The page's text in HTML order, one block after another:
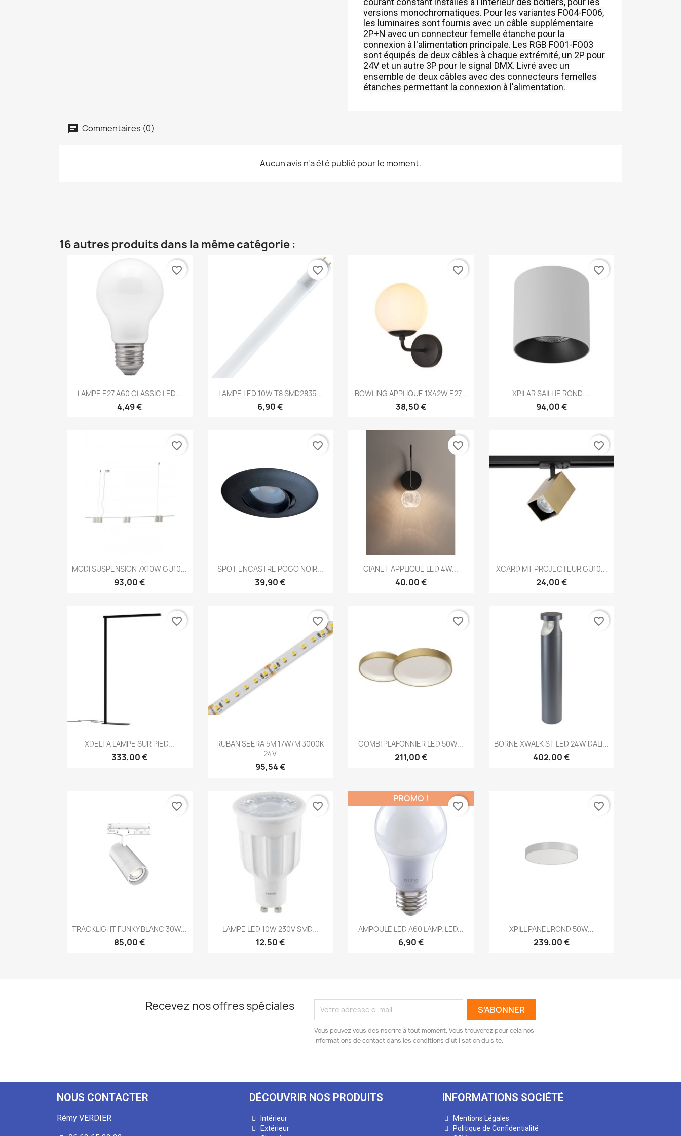
versions monochromatiques. Pour les variantes FO04-FO06,
les luminaires sont fournis avec un câble supplémentaire
2P+N avec un connecteur femelle étanche pour la
connexion à l'alimentation principale. Les RGB FO01-FO03
sont équipés de deux câbles à chaque extrémité, un 2P pour
24V et un autre 3P pour le signal DMX. Livré avec un
ensemble de deux câbles avec des connecteurs femelles
étanches permettant la connexion à l'alimentation.
Commentaires (0)
Aucun avis n'a été publié pour le moment.
16 autres produits dans la même catégorie :
Aperçu rapide
LAMPE E27 A60 CLASSIC LED...
4,49 €
favorite_border
Aperçu rapide
LAMPE LED 10W T8 SMD2835...
6,90 €
favorite_border
 Aperçu rapide
BOWLING APPLIQUE 1X42W E27...
38,50 €
favorite_border
Aperçu rapide
XPILAR SAILLIE ROND....
94,00 €
favorite_border
Aperçu rapide
MODI SUSPENSION 7X10W GU10...
93,00 €
favorite_border
Aperçu rapide
SPOT ENCASTRE POGO NOIR...
39,90 €
favorite_border
Aperçu rapide
GIANET APPLIQUE LED 4W...
40,00 €
favorite_border
Aperçu rapide
XCARD MT PROJECTEUR GU10...
24,00 €
favorite_border
Aperçu rapide
XDELTA LAMPE SUR PIED...
333,00 €
favorite_border
Aperçu rapide
RUBAN SEERA 5M 17W/M 3000K
24V
95,54 €
favorite_border
Aperçu rapide
COMBI PLAFONNIER LED 50W...
211,00 €
favorite_border
Aperçu rapide
BORNE XWALK ST LED 24W DALI...
402,00 €
favorite_border
Aperçu rapide
TRACKLIGHT FUNKY BLANC 30W...
85,00 €
favorite_border
 Aperçu rapide
LAMPE LED 10W 230V SMD...
12,50 €
favorite_border
Aperçu rapide
AMPOULE LED A60 LAMP. LED...
6,90 €
PROMO !
favorite_border
Aperçu rapide
XPILL PANEL ROND 50W...
239,00 €
favorite_border
Recevez nos offres spéciales
Vous pouvez vous désinscrire à tout moment. Vous trouverez pour cela nos
informations de contact dans les conditions d'utilisation du site.
NOUS CONTACTER
Rémy VERDIER
DÉCOUVRIR NOS PRODUITS
Intérieur
Extérieur
INFORMATIONS SOCIÉTÉ
Mentions Légales
Politique de Confidentialité